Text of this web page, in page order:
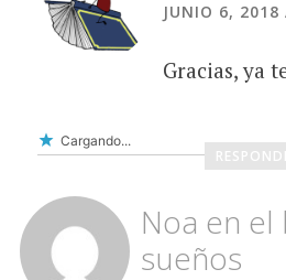
JUNIO 6, 2018
Gracias, ya
Cargando...
Noa en
sueños